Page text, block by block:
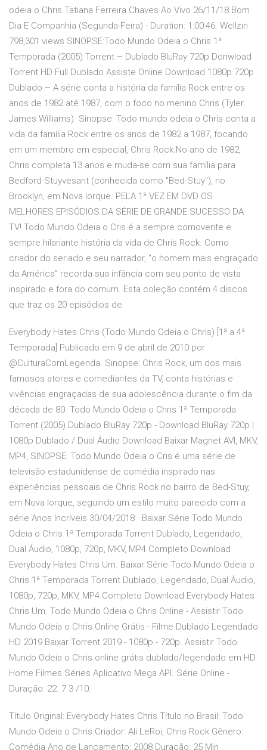
odeia o Chris Tatiana Ferreira Chaves Ao Vivo 26/11/18 Bom
Dia E Companhia (Segunda-Feira) - Duration: 1:00:46. Wellzin
798,301 views SINOPSE:Todo Mundo Odeia o Chris 1ª
Temporada (2005) Torrent – Dublado BluRay 720p Donwload
Torrent HD Full Dublado Assiste Online Download 1080p 720p
Dublado – A série conta a história da família Rock entre os
anos de 1982 até 1987, com o foco no menino Chris (Tyler
James Williams). Sinopse: Todo mundo odeia o Chris conta a
vida da família Rock entre os anos de 1982 a 1987, focando
em um membro em especial, Chris Rock.No ano de 1982,
Chris completa 13 anos e muda-se com sua família para
Bedford-Stuyvesant (conhecida como "Bed-Stuy"), no
Brooklyn, em Nova Iorque. PELA 1ª VEZ EM DVD OS
MELHORES EPISÓDIOS DA SÉRIE DE GRANDE SUCESSO DA
TV! Todo Mundo Odeia o Cris é a sempre comovente e
sempre hilariante história da vida de Chris Rock. Como
criador do seriado e seu narrador, “o homem mais engraçado
da América” recorda sua infância com seu ponto de vista
inspirado e fora do comum. Esta coleção contém 4 discos
que traz os 20 episódios de
Everybody Hates Chris (Todo Mundo Odeia o Chris) [1ª a 4ª
Temporada] Publicado em 9 de abril de 2010 por
@CulturaComLegenda. Sinopse: Chris Rock, um dos mais
famosos atores e comediantes da TV, conta histórias e
vivências engraçadas de sua adolescência durante o fim da
década de 80. Todo Mundo Odeia o Chris 1ª Temporada
Torrent (2005) Dublado BluRay 720p - Download BluRay 720p |
1080p Dublado / Dual Áudio Download Baixar Magnet AVI, MKV,
MP4, SINOPSE: Todo Mundo Odeia o Cris é uma série de
televisão estadunidense de comédia inspirado nas
experiências pessoais de Chris Rock no bairro de Bed-Stuy,
em Nova Iorque, seguindo um estilo muito parecido com a
série Anos Incríveis 30/04/2018 · Baixar Série Todo Mundo
Odeia o Chris 1ª Temporada Torrent Dublado, Legendado,
Dual Áudio, 1080p, 720p, MKV, MP4 Completo Download
Everybody Hates Chris Um. Baixar Série Todo Mundo Odeia o
Chris 1ª Temporada Torrent Dublado, Legendado, Dual Áudio,
1080p, 720p, MKV, MP4 Completo Download Everybody Hates
Chris Um. Todo Mundo Odeia o Chris Online - Assistir Todo
Mundo Odeia o Chris Online Grátis - Filme Dublado Legendado
HD 2019 Baixar Torrent 2019 - 1080p - 720p. Assistir Todo
Mundo Odeia o Chris online grátis dublado/legendado em HD.
Home Filmes Séries Aplicativo Mega API. Série Online -
Duração: 22. 7.3 /10.
Título Original: Everybody Hates Chris Título no Brasil: Todo
Mundo Odeia o Chris Criador: Ali LeRoi, Chris Rock Gênero:
Comédia Ano de Lançamento: 2008 Duração: 25 Min